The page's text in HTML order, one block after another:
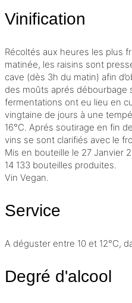
Vinification
Récoltés aux heures les plus
matinée, les raisins sont
cave (dès 3h du matin) afin
des moûts aprés débourbage
fermentations ont eu lieu en
vingtaine de jours à une
16°C. Aprés soutirage en fin de
vins se sont clarifiés avec le
Mis en bouteille le 27 Janvier
14 133 bouteilles produites.
Vin Vegan.
Service
A déguster entre 10 et 12°C,
Degré d'alcool